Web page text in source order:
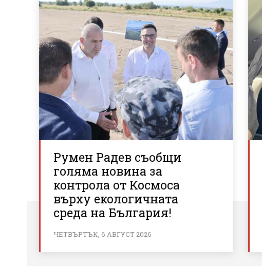
Румен Радев съобщи
голяма новина за
контрола от Космоса
върху екологичната
среда на България!
ЧЕТВЪРТЪК, 6 АВГУСТ 2026